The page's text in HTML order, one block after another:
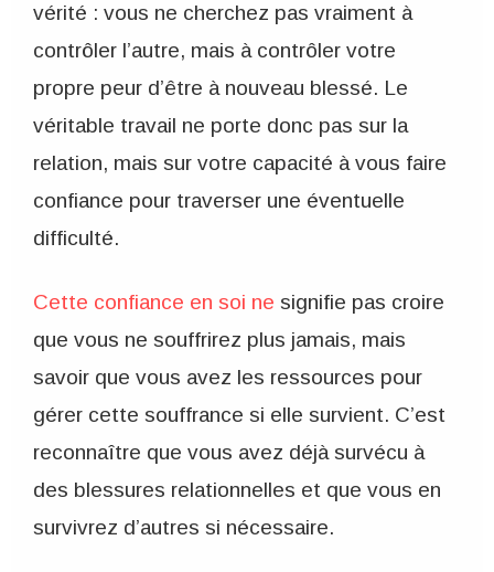
vérité : vous ne cherchez pas vraiment à
contrôler l’autre, mais à contrôler votre
propre peur d’être à nouveau blessé. Le
véritable travail ne porte donc pas sur la
relation, mais sur votre capacité à vous faire
confiance pour traverser une éventuelle
difficulté.
Cette confiance en soi ne signifie pas croire
que vous ne souffrirez plus jamais, mais
savoir que vous avez les ressources pour
gérer cette souffrance si elle survient. C’est
reconnaître que vous avez déjà survécu à
des blessures relationnelles et que vous en
survivrez d’autres si nécessaire.